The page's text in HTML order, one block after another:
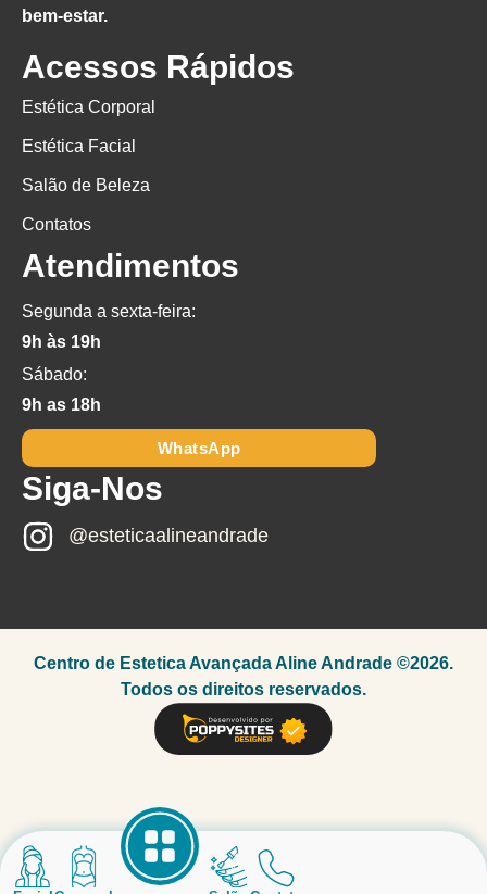
bem-estar.
Acessos Rápidos
Estética Corporal
Estética Facial
Salão de Beleza
Contatos
Atendimentos
Segunda a sexta-feira:
9h às 19h
Sábado:
9h as 18h
WhatsApp
Siga-Nos
@esteticaalineandrade
Centro de Estetica Avançada Aline Andrade ©2026.
Todos os direitos reservados.